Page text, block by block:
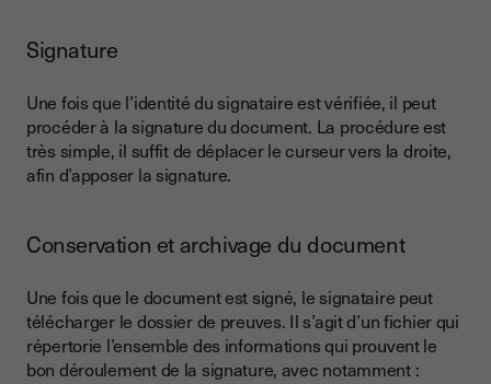
Signature
Une fois que l’identité du signataire est vérifiée, il peut
procéder à la signature du document. La procédure est
très simple, il suffit de déplacer le curseur vers la droite,
afin d’apposer la signature.
Conservation et archivage du document
Une fois que le document est signé, le signataire peut
télécharger le dossier de preuves. Il s’agit d’un fichier qui
répertorie l’ensemble des informations qui prouvent le
bon déroulement de la signature, avec notamment :